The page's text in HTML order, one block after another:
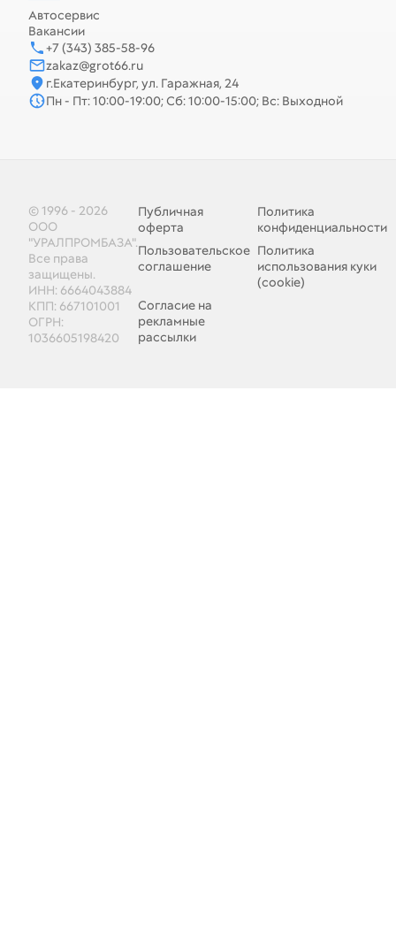
Автосервис
Вакансии
+7 (343) 385-58-96
zakaz@grot66.ru
г.Екатеринбург, ул. Гаражная, 24
Пн - Пт: 10:00-19:00; Сб: 10:00-15:00; Вс: Выходной
© 1996 - 2026
ООО
"УРАЛПРОМБАЗА".
Все права
защищены.
ИНН: 6664043884
КПП: 667101001
ОГРН:
1036605198420
Публичная
оферта
Политика
конфиденциальности
Пользовательское
соглашение
Политика
использования куки
(cookie)
Согласие на
рекламные
рассылки